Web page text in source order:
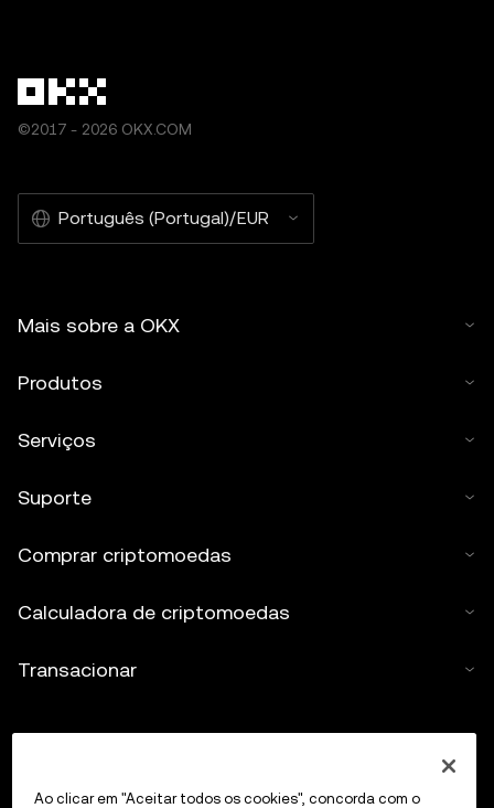
©2017 - 2026 OKX.COM
Português (Portugal)/EUR
Mais sobre a OKX
Produtos
Serviços
Suporte
Comprar criptomoedas
Calculadora de criptomoedas
Transacionar
Ao clicar em "Aceitar todos os cookies", concorda com o